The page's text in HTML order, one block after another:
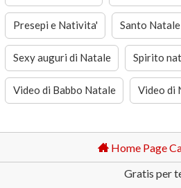
Presepi e Nativita' Santo Natale
Sexy auguri di Natale Spirito
Video di Babbo Natale Video di
Home Page
Gratis per